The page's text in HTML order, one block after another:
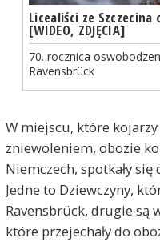
Licealiści ze
[WIDEO, ZDJĘCIA]
70. rocznica
Ravensbrück
W miejscu, które
zniewoleniem, obozie
Niemczech, spotkały
Jedne to Dziewczyny,
Ravensbrück, drugie są
które przejechały do